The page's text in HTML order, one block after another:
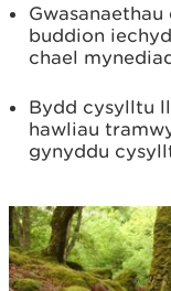
buddion
chael
Bydd cysylltu
hawliau
gynyddu